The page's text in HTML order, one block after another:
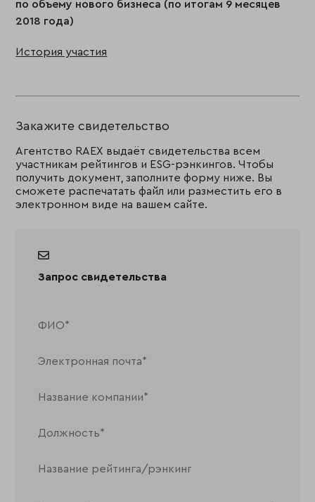
по объему нового бизнеса (по итогам 9 месяцев
2018 года)
История участия
Закажите свидетельство
Агентство RAEX выдаёт свидетельства всем
участникам рейтингов и ESG-рэнкингов. Чтобы
получить документ, заполните форму ниже. Вы
сможете распечатать файл или разместить его в
электронном виде на вашем сайте.
Запрос свидетельства